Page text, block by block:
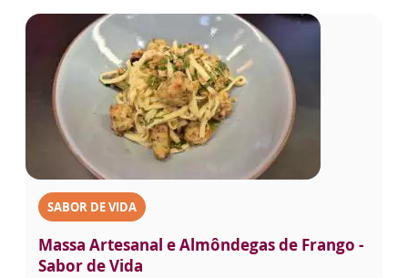
SABOR DE VIDA
Massa Artesanal e Almôndegas de Frango -
Sabor de Vida